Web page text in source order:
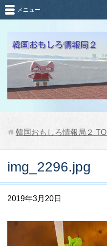
メニュー
韓国おもしろ情報局２
img_2296.jpg
2019年3月20日